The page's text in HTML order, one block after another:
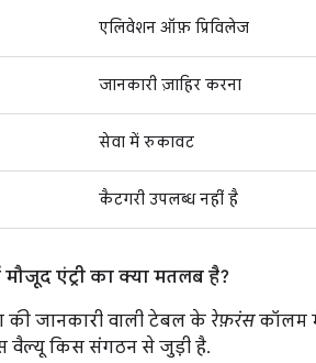
एलिवेशन ऑफ़ प्रिविलेज
जानकारी ज़ाहिर करना
सेवा में रुकावट
कैटगरी उपलब्ध नहीं है
एंट्री का क्या मतलब है?
जानकारी वाली टेबल के रेफ़रंसकॉलम में
वैल्यू किस संगठन से जुड़ी है.